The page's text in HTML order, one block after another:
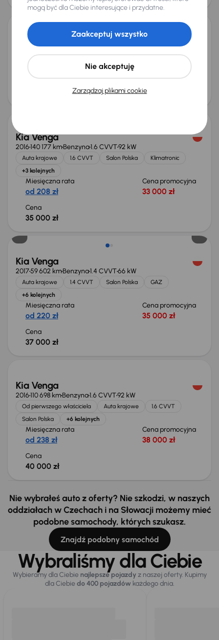
Kia Venga
111 523 kmBenzyna1.4 CVVT66 kW
Auta krajowe
+1 kolejnych
Kia Venga
2016140 177 kmBenzyna1.6 CVVT92 kW
Auta krajowe 1.6 CVVT Salon Polska
Klimatronic
+3 kolejnych
Miesięczna rata
od 208 zł
Cena promocyjna
33 000 zł
Cena
35 000 zł
Kia Venga
201759 602 kmBenzyna1.4 CVVT66 kW
Auta krajowe 1.4 CVVT Salon Polska
GAZ
+6 kolejnych
Miesięczna rata
od 220 zł
Cena promocyjna
35 000 zł
Cena
37 000 zł
Kia Venga
2016110 698 kmBenzyna1.6 CVVT92 kW
Od pierwszego właściciela Auta krajowe
1.6 CVVT
Salon Polska
+6 kolejnych
Miesięczna rata
od 238 zł
Cena promocyjna
38 000 zł
Cena
40 000 zł
Nie wybrałeś auto z oferty? Nie szkodzi, w naszych
oddziałach w Czechach i na Słowacji możemy mieć
podobne samochody, których szukasz.
Znajdź podobny samochód
Wybraliśmy dla Ciebie
Wybieramy dla Ciebie najlepsze pojazdy z naszej oferty. Kupimy
dla Ciebiedo 400 pojazdówkażdego dnia.
mogą być dla Ciebie interesujące i przydatne.
Zarządzaj plikami cookie
Nie akceptuję
Zaakceptuj wszystko